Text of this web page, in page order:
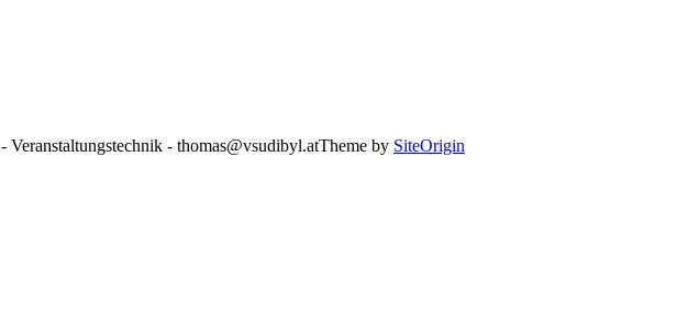
- thomas@vsudibyl.atTheme by SiteOrigin